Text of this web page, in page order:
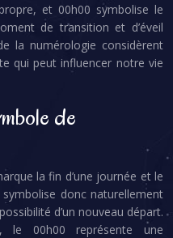
et 00h00 symbolise le
de transition et d’éveil
la numérologie considèrent
qui peut influencer notre vie
de
la fin d’une journée et le
symbolise donc naturellement
d’un nouveau départ.
le 00h00 représente une